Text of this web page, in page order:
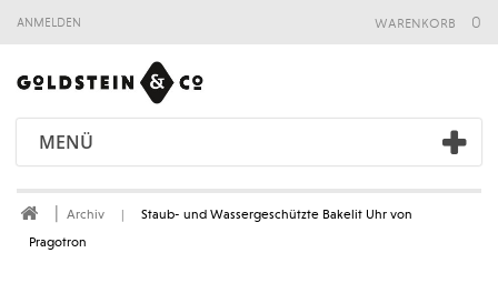
anmelden
MENÜ
warenkorb 0
Archiv Staub- und Wassergeschützte Bakelit Uhr von
Pragotron